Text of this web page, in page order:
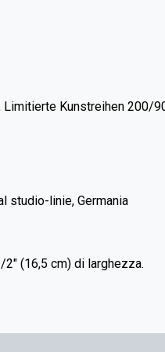
Limitierte Kunstreihen 200/
studio-linie, Germania
(16,5 cm) di larghezza.